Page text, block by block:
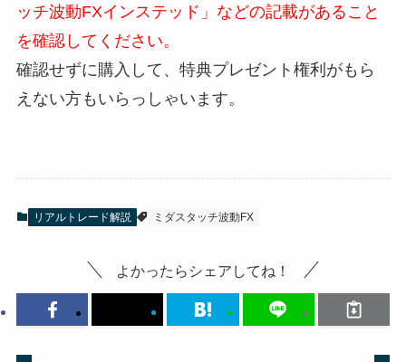
ッチ波動FXインステッド」などの記載があること
を確認してください。
確認せずに購入して、特典プレゼント権利がもら
えない方もいらっしゃいます。
リアルトレード解説 ミダスタッチ波動FX
よかったらシェアしてね！